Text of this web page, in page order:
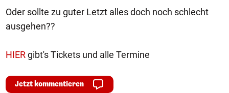
Oder sollte zu guter Letzt alles doch noch schlecht
ausgehen??
HIERgibt's Tickets und alle Termine
Jetzt kommentieren